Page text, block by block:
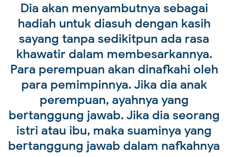
Dia akan menyambutnya sebagai
hadiah untuk diasuh dengan kasih
sayang tanpa sedikitpun ada rasa
khawatir dalam membesarkannya.
Para perempuan akan dinafkahi oleh
para pemimpinnya. Jika dia anak
perempuan, ayahnya yang
bertanggung jawab. Jika dia seorang
istri atau ibu, maka suaminya yang
bertanggung jawab dalam nafkahnya